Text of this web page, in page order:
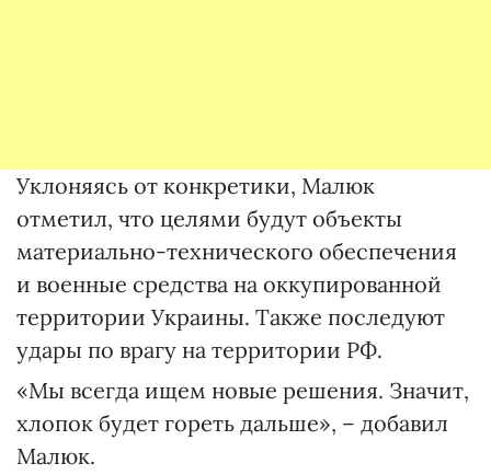
Уклоняясь от конкретики, Малюк
отметил, что целями будут объекты
материально-технического обеспечения
и военные средства на оккупированной
территории Украины. Также последуют
удары по врагу на территории РФ.
«Мы всегда ищем новые решения. Значит,
хлопок будет гореть дальше», – добавил
Малюк.